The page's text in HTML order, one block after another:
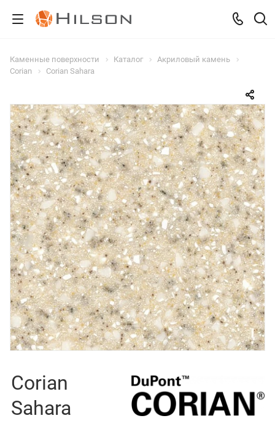
Каменные поверхности Каталог
Акриловый камень
Corian
Corian Sahara
Corian
Sahara